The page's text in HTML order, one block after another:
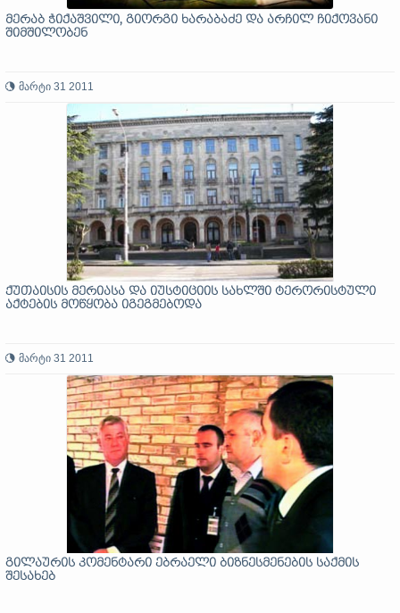
მერაბ ჭიქაშვილი, გიორგი ხარაბაძე და არჩილ ჩიქოვანი
შიმშილობენ
მარტი 31 2011
ქუთაისის მერიასა და იუსტიციის სახლში ტერორისტული
აქტების მოწყობა იგეგმებოდა
მარტი 31 2011
გილაურის კომენტარი ებრაელი ბიზნესმენების საქმის
შესახებ